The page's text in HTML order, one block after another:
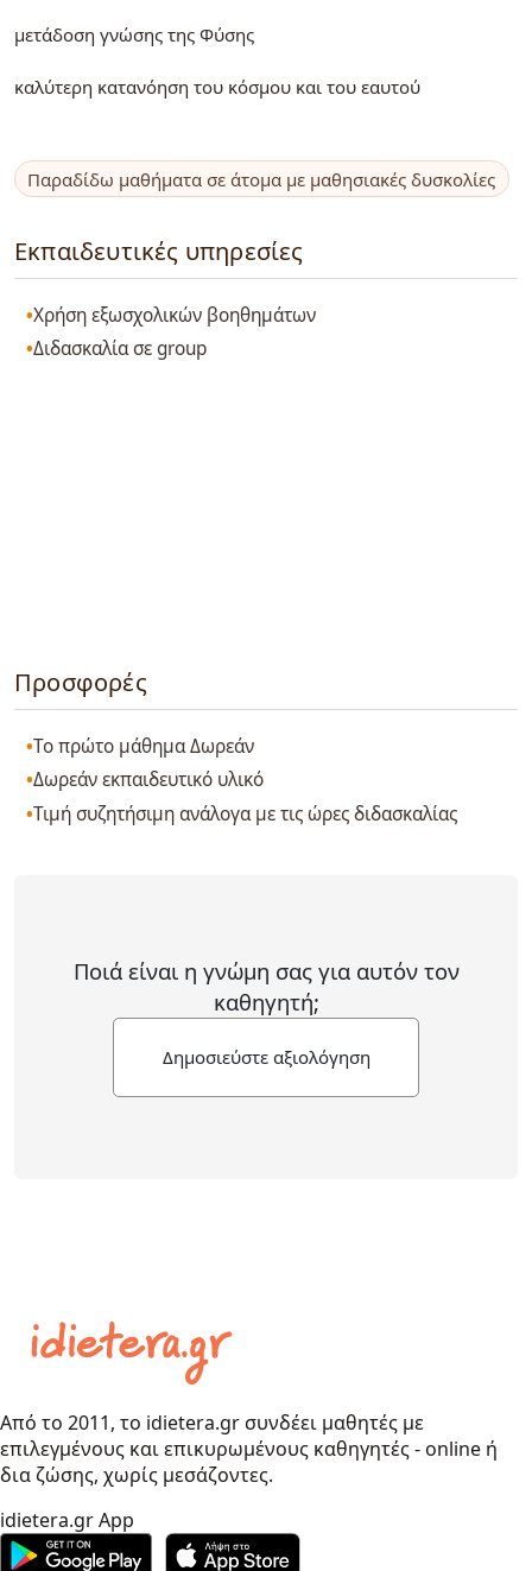
μετάδοση γνώσης της Φύσης
καλύτερη κατανόηση του κόσμου και του εαυτού
Παραδίδω μαθήματα σε άτομα με μαθησιακές δυσκολίες
Εκπαιδευτικές υπηρεσίες
Χρήση εξωσχολικών βοηθημάτων
Διδασκαλία σε group
Προσφορές
Το πρώτο μάθημα Δωρεάν
Δωρεάν εκπαιδευτικό υλικό
Τιμή συζητήσιμη ανάλογα με τις ώρες διδασκαλίας
Ποιά είναι η γνώμη σας για αυτόν τον
καθηγητή;
Δημοσιεύστε αξιολόγηση
Από το 2011, το idietera.gr συνδέει μαθητές με
επιλεγμένους και επικυρωμένους καθηγητές - online ή
δια ζώσης, χωρίς μεσάζοντες.
idietera.gr App